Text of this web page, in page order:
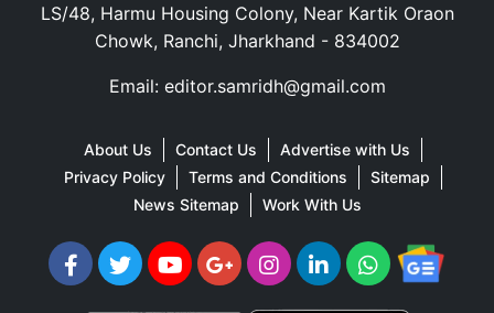
LS/48, Harmu Housing Colony, Near Kartik Oraon
Chowk, Ranchi, Jharkhand - 834002
Email: editor.samridh@gmail.com
About Us Contact Us
Advertise with Us
Privacy Policy
Terms and Conditions
Sitemap
News Sitemap
Work With Us